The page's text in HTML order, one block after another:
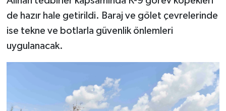
de hazır hale getirildi. Baraj ve gölet çevrelerinde
ise tekne ve botlarla güvenlik önlemleri
uygulanacak.